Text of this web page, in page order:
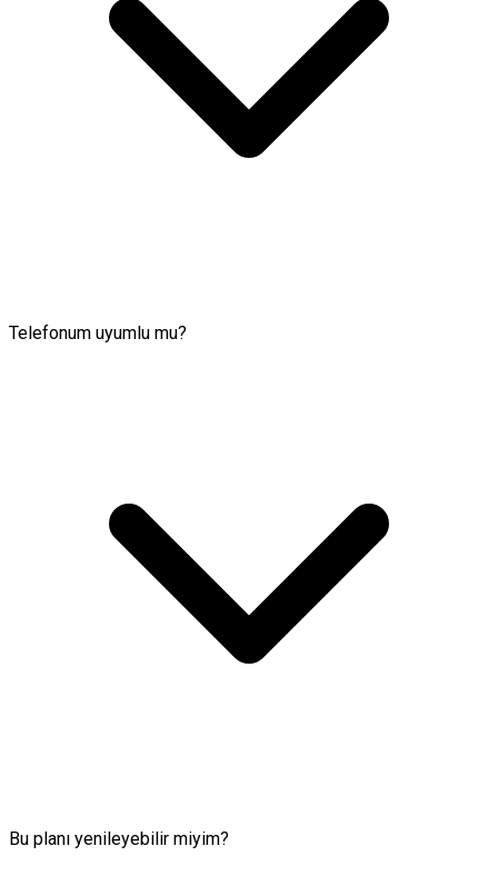
Telefonum uyumlu mu?
Bu planı yenileyebilir miyim?